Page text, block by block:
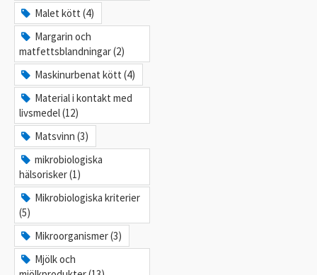
Malet kött (4)
Margarin och
matfettsblandningar (2)
Maskinurbenat kött (4)
Material i kontakt med
livsmedel (12)
Matsvinn (3)
mikrobiologiska
hälsorisker (1)
Mikrobiologiska kriterier
(5)
Mikroorganismer (3)
Mjölk och